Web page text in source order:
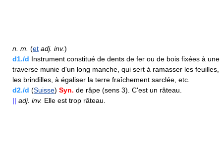
n. m. (et adj. inv.)
d1./d Instrument constitué de dents de fer ou de bois fixées à une
traverse munie d'un long manche, qui sert à ramasser les feuilles,
les brindilles, à égaliser la terre fraîchement sarclée, etc.
d2./d (Suisse) Syn. de râpe (sens 3). C'est un râteau.
|| adj. inv. Elle est trop râteau.